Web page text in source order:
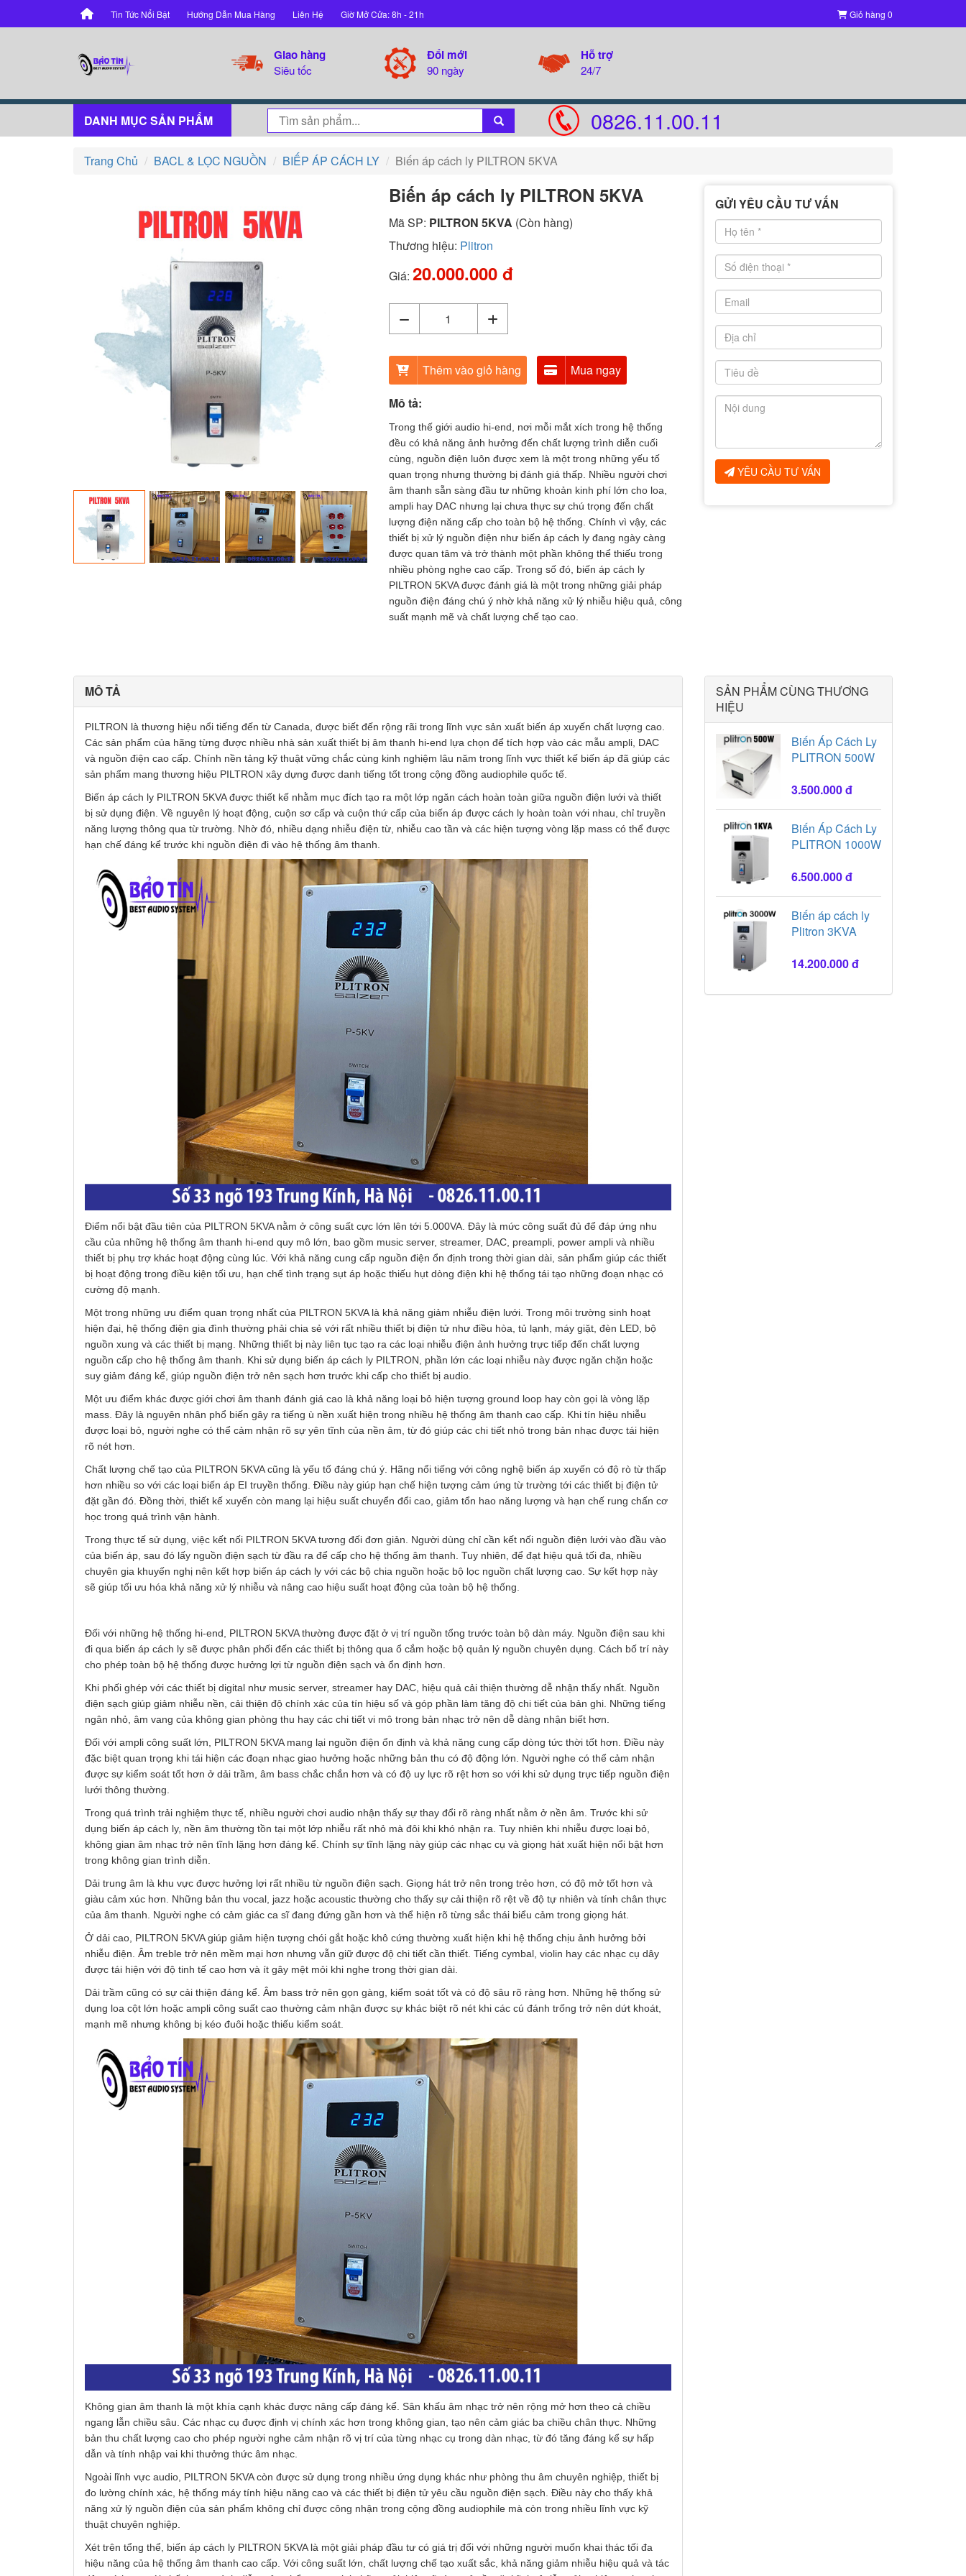
Tin Tức Nổi Bật Hướng Dẫn Mua Hàng Liên Hệ Giờ Mở Cửa: 8h - 21h Giỏ hàng 0
Giao hàng
Siêu tốc
Đổi mới
90 ngày
Hỗ trợ
24/7
DANH MỤC SẢN PHẨM 0826.11.00.11
Trang Chủ BACL & LỌC NGUỒN BIẾP ÁP CÁCH LY Biến áp cách ly PILTRON 5KVA
Biến áp cách ly PILTRON 5KVA
Mã SP: PILTRON 5KVA (Còn hàng)
Thương hiệu: Plitron
Giá: 20.000.000 đ
Thêm vào giỏ hàng
Mua ngay
Mô tả:
Trong thế giới audio hi-end, nơi mỗi mắt xích trong hệ thống
đều có khả năng ảnh hưởng đến chất lượng trình diễn cuối
cùng, nguồn điện luôn được xem là một trong những yếu tố
quan trọng nhưng thường bị đánh giá thấp. Nhiều người chơi
âm thanh sẵn sàng đầu tư những khoản kinh phí lớn cho loa,
ampli hay DAC nhưng lại chưa thực sự chú trọng đến chất
lượng điện năng cấp cho toàn bộ hệ thống. Chính vì vậy, các
thiết bị xử lý nguồn điện như biến áp cách ly đang ngày càng
được quan tâm và trở thành một phần không thể thiếu trong
nhiều phòng nghe cao cấp. Trong số đó, biến áp cách ly
PILTRON 5KVA được đánh giá là một trong những giải pháp
nguồn điện đáng chú ý nhờ khả năng xử lý nhiễu hiệu quả, công
suất mạnh mẽ và chất lượng chế tạo cao.
GỬI YÊU CẦU TƯ VẤN
YÊU CẦU TƯ VẤN
MÔ TẢ
PILTRON là thương hiệu nổi tiếng đến từ Canada, được biết đến rộng rãi trong lĩnh vực sản xuất biến áp xuyến chất lượng cao.
Các sản phẩm của hãng từng được nhiều nhà sản xuất thiết bị âm thanh hi-end lựa chọn để tích hợp vào các mẫu ampli, DAC
và nguồn điện cao cấp. Chính nền tảng kỹ thuật vững chắc cùng kinh nghiệm lâu năm trong lĩnh vực thiết kế biến áp đã giúp các
sản phẩm mang thương hiệu PILTRON xây dựng được danh tiếng tốt trong cộng đồng audiophile quốc tế.
Biến áp cách ly PILTRON 5KVA được thiết kế nhằm mục đích tạo ra một lớp ngăn cách hoàn toàn giữa nguồn điện lưới và thiết
bị sử dụng điện. Về nguyên lý hoạt động, cuộn sơ cấp và cuộn thứ cấp của biến áp được cách ly hoàn toàn với nhau, chỉ truyền
năng lượng thông qua từ trường. Nhờ đó, nhiều dạng nhiễu điện từ, nhiễu cao tần và các hiện tượng vòng lặp mass có thể được
hạn chế đáng kể trước khi nguồn điện đi vào hệ thống âm thanh.
Điểm nổi bật đầu tiên của PILTRON 5KVA nằm ở công suất cực lớn lên tới 5.000VA. Đây là mức công suất đủ để đáp ứng nhu
cầu của những hệ thống âm thanh hi-end quy mô lớn, bao gồm music server, streamer, DAC, preampli, power ampli và nhiều
thiết bị phụ trợ khác hoạt động cùng lúc. Với khả năng cung cấp nguồn điện ổn định trong thời gian dài, sản phẩm giúp các thiết
bị hoạt động trong điều kiện tối ưu, hạn chế tình trạng sụt áp hoặc thiếu hụt dòng điện khi hệ thống tái tạo những đoạn nhạc có
cường độ mạnh.
Một trong những ưu điểm quan trọng nhất của PILTRON 5KVA là khả năng giảm nhiễu điện lưới. Trong môi trường sinh hoạt
hiện đại, hệ thống điện gia đình thường phải chia sẻ với rất nhiều thiết bị điện tử như điều hòa, tủ lạnh, máy giặt, đèn LED, bộ
nguồn xung và các thiết bị mạng. Những thiết bị này liên tục tạo ra các loại nhiễu điện ảnh hưởng trực tiếp đến chất lượng
nguồn cấp cho hệ thống âm thanh. Khi sử dụng biến áp cách ly PILTRON, phần lớn các loại nhiễu này được ngăn chặn hoặc
suy giảm đáng kể, giúp nguồn điện trở nên sạch hơn trước khi cấp cho thiết bị audio.
Một ưu điểm khác được giới chơi âm thanh đánh giá cao là khả năng loại bỏ hiện tượng ground loop hay còn gọi là vòng lặp
mass. Đây là nguyên nhân phổ biến gây ra tiếng ù nền xuất hiện trong nhiều hệ thống âm thanh cao cấp. Khi tín hiệu nhiễu
được loại bỏ, người nghe có thể cảm nhận rõ sự yên tĩnh của nền âm, từ đó giúp các chi tiết nhỏ trong bản nhạc được tái hiện
rõ nét hơn.
Chất lượng chế tạo của PILTRON 5KVA cũng là yếu tố đáng chú ý. Hãng nổi tiếng với công nghệ biến áp xuyến có độ rò từ thấp
hơn nhiều so với các loại biến áp EI truyền thống. Điều này giúp hạn chế hiện tượng cảm ứng từ trường tới các thiết bị điện tử
đặt gần đó. Đồng thời, thiết kế xuyến còn mang lại hiệu suất chuyển đổi cao, giảm tổn hao năng lượng và hạn chế rung chấn cơ
học trong quá trình vận hành.
Trong thực tế sử dụng, việc kết nối PILTRON 5KVA tương đối đơn giản. Người dùng chỉ cần kết nối nguồn điện lưới vào đầu vào
của biến áp, sau đó lấy nguồn điện sạch từ đầu ra để cấp cho hệ thống âm thanh. Tuy nhiên, để đạt hiệu quả tối đa, nhiều
chuyên gia khuyến nghị nên kết hợp biến áp cách ly với các bộ chia nguồn hoặc bộ lọc nguồn chất lượng cao. Sự kết hợp này
sẽ giúp tối ưu hóa khả năng xử lý nhiễu và nâng cao hiệu suất hoạt động của toàn bộ hệ thống.
Đối với những hệ thống hi-end, PILTRON 5KVA thường được đặt ở vị trí nguồn tổng trước toàn bộ dàn máy. Nguồn điện sau khi
đi qua biến áp cách ly sẽ được phân phối đến các thiết bị thông qua ổ cắm hoặc bộ quản lý nguồn chuyên dụng. Cách bố trí này
cho phép toàn bộ hệ thống được hưởng lợi từ nguồn điện sạch và ổn định hơn.
Khi phối ghép với các thiết bị digital như music server, streamer hay DAC, hiệu quả cải thiện thường dễ nhận thấy nhất. Nguồn
điện sạch giúp giảm nhiễu nền, cải thiện độ chính xác của tín hiệu số và góp phần làm tăng độ chi tiết của bản ghi. Những tiếng
ngân nhỏ, âm vang của không gian phòng thu hay các chi tiết vi mô trong bản nhạc trở nên dễ dàng nhận biết hơn.
Đối với ampli công suất lớn, PILTRON 5KVA mang lại nguồn điện ổn định và khả năng cung cấp dòng tức thời tốt hơn. Điều này
đặc biệt quan trọng khi tái hiện các đoạn nhạc giao hưởng hoặc những bản thu có độ động lớn. Người nghe có thể cảm nhận
được sự kiểm soát tốt hơn ở dải trầm, âm bass chắc chắn hơn và có độ uy lực rõ rệt hơn so với khi sử dụng trực tiếp nguồn điện
lưới thông thường.
Trong quá trình trải nghiệm thực tế, nhiều người chơi audio nhận thấy sự thay đổi rõ ràng nhất nằm ở nền âm. Trước khi sử
dụng biến áp cách ly, nền âm thường tồn tại một lớp nhiễu rất nhỏ mà đôi khi khó nhận ra. Tuy nhiên khi nhiễu được loại bỏ,
không gian âm nhạc trở nên tĩnh lặng hơn đáng kể. Chính sự tĩnh lặng này giúp các nhạc cụ và giọng hát xuất hiện nổi bật hơn
trong không gian trình diễn.
Dải trung âm là khu vực được hưởng lợi rất nhiều từ nguồn điện sạch. Giọng hát trở nên trong trẻo hơn, có độ mở tốt hơn và
giàu cảm xúc hơn. Những bản thu vocal, jazz hoặc acoustic thường cho thấy sự cải thiện rõ rệt về độ tự nhiên và tính chân thực
của âm thanh. Người nghe có cảm giác ca sĩ đang đứng gần hơn và thể hiện rõ từng sắc thái biểu cảm trong giọng hát.
Ở dải cao, PILTRON 5KVA giúp giảm hiện tượng chói gắt hoặc khô cứng thường xuất hiện khi hệ thống chịu ảnh hưởng bởi
nhiễu điện. Âm treble trở nên mềm mại hơn nhưng vẫn giữ được độ chi tiết cần thiết. Tiếng cymbal, violin hay các nhạc cụ dây
được tái hiện với độ tinh tế cao hơn và ít gây mệt mỏi khi nghe trong thời gian dài.
Dải trầm cũng có sự cải thiện đáng kể. Âm bass trở nên gọn gàng, kiểm soát tốt và có độ sâu rõ ràng hơn. Những hệ thống sử
dụng loa cột lớn hoặc ampli công suất cao thường cảm nhận được sự khác biệt rõ nét khi các cú đánh trống trở nên dứt khoát,
mạnh mẽ nhưng không bị kéo đuôi hoặc thiếu kiểm soát.
Không gian âm thanh là một khía cạnh khác được nâng cấp đáng kể. Sân khấu âm nhạc trở nên rộng mở hơn theo cả chiều
ngang lẫn chiều sâu. Các nhạc cụ được định vị chính xác hơn trong không gian, tạo nên cảm giác ba chiều chân thực. Những
bản thu chất lượng cao cho phép người nghe cảm nhận rõ vị trí của từng nhạc cụ trong dàn nhạc, từ đó tăng đáng kể sự hấp
dẫn và tính nhập vai khi thưởng thức âm nhạc.
Ngoài lĩnh vực audio, PILTRON 5KVA còn được sử dụng trong nhiều ứng dụng khác như phòng thu âm chuyên nghiệp, thiết bị
đo lường chính xác, hệ thống máy tính hiệu năng cao và các thiết bị điện tử yêu cầu nguồn điện sạch. Điều này cho thấy khả
năng xử lý nguồn điện của sản phẩm không chỉ được công nhận trong cộng đồng audiophile mà còn trong nhiều lĩnh vực kỹ
thuật chuyên nghiệp.
Xét trên tổng thể, biến áp cách ly PILTRON 5KVA là một giải pháp đầu tư có giá trị đối với những người muốn khai thác tối đa
hiệu năng của hệ thống âm thanh cao cấp. Với công suất lớn, chất lượng chế tạo xuất sắc, khả năng giảm nhiễu hiệu quả và tác
SẢN PHẨM CÙNG THƯƠNG
HIỆU
Biến Áp Cách Ly
PLITRON 500W
3.500.000 đ
Biến Áp Cách Ly
PLITRON 1000W
6.500.000 đ
Biến áp cách ly
Plitron 3KVA
14.200.000 đ